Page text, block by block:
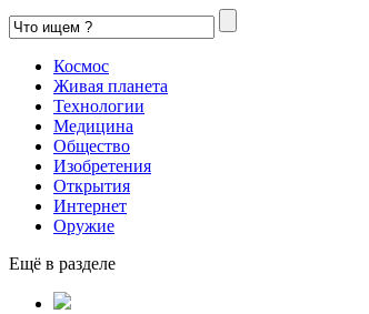
Космос
Живая планета
Технологии
Медицина
Общество
Изобретения
Открытия
Интернет
Оружие
Ещё в разделе